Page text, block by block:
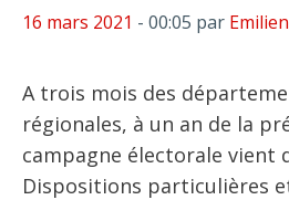
16 mars 2021 - 00:05 par
A trois mois des
régionales, à un an de la
campagne électorale vient
Dispositions particulières